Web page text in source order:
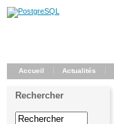
Accueil Actualités
Rechercher